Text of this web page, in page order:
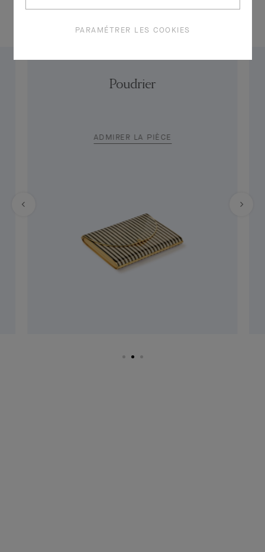
À LA MÊME PÉRIODE
Poudrier
ADMIRER LA PIÈCE
PARAMÉTRER LES COOKIES